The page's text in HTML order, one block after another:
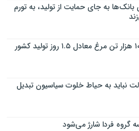
بانک‌ها به جای حمایت از تولید، به تورم
صادرات ۱۰ هزار تن مرغ معادل ۱.۵ روز تولید کشور
نباید به حیاط خلوت سیاسیون تبدیل
گروه فردا شارژ می‌شود